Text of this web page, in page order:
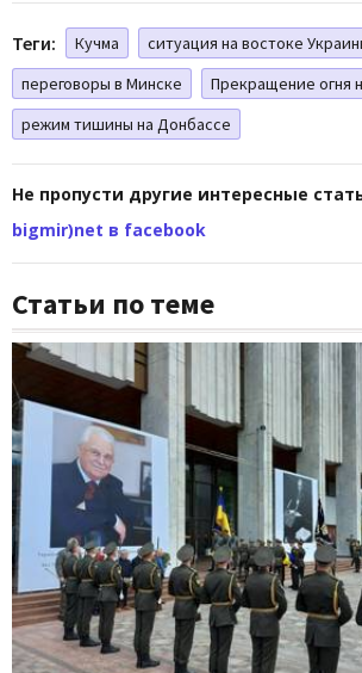
Теги: Кучма
ситуация на востоке
переговоры в Минске
Прекращение огня
режим тишины на Донбассе
Не пропусти другие интересные
bigmir)net в facebook
Статьи по теме